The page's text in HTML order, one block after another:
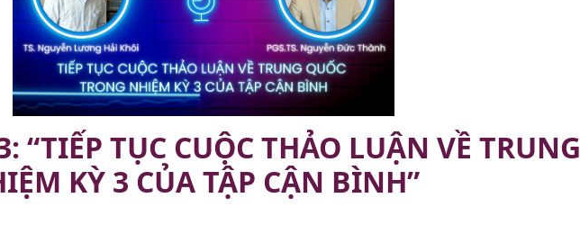
“TIẾP TỤC CUỘC THẢO LUẬN VỀ TRUNG
KỲ 3 CỦA TẬP CẬN BÌNH”